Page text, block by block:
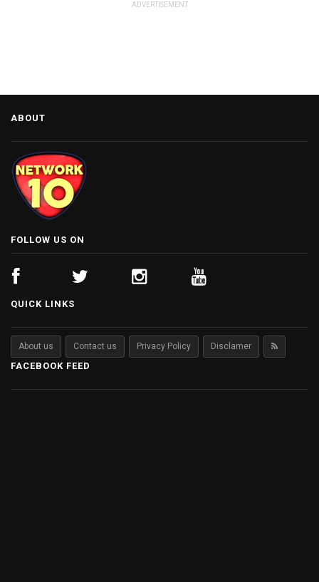
ADVERTISEMENT
ABOUT
FOLLOW US ON
QUICK LINKS
About us Contact us Privacy Policy Disclamer
FACEBOOK FEED